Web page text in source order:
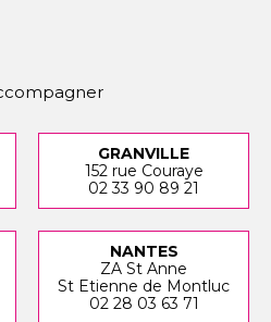
GRANVILLE
152 rue Couraye
02 33 90 89 21
NANTES
ZA St Anne
St Etienne de Montluc
02 28 03 63 71